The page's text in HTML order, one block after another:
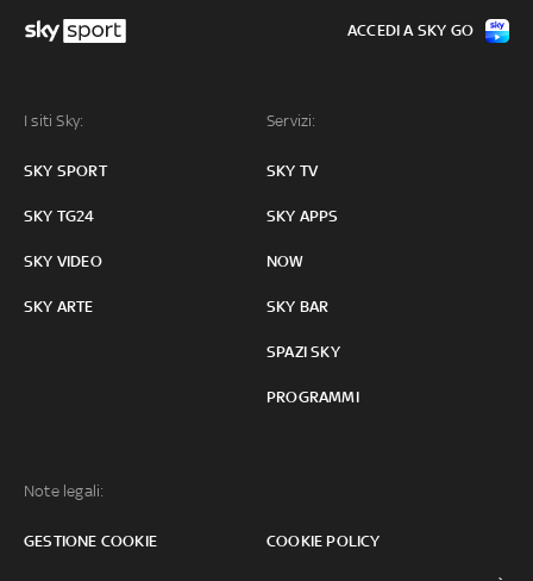
I siti Sky:
SKY SPORT
SKY TG24
SKY VIDEO
SKY ARTE
Servizi:
SKY TV
SKY APPS
NOW
SKY BAR
SPAZI SKY
PROGRAMMI
Note legali:
GESTIONE COOKIE COOKIE POLICY
ACCEDI A SKY GO